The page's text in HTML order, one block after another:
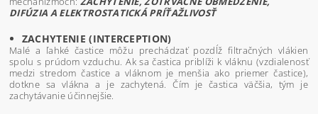
DIFÚZIA A ELEKTROSTATICKÁ PRÍŤAŽLIVOSŤ
ZACHYTENIE (INTERCEPTION)
Malé a ľahké častice môžu prechádzať pozdĺž filtračných vlákien
spolu s prúdom vzduchu. Ak sa častica priblíži k vláknu (vzdialenosť
medzi stredom častice a vláknom je menšia ako priemer častice),
dotkne sa vlákna a je zachytená. Čím je častica väčšia, tým je
zachytávanie účinnejšie.